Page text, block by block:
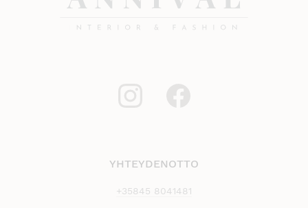
YHTEYDENOTTO
+35845 8041481